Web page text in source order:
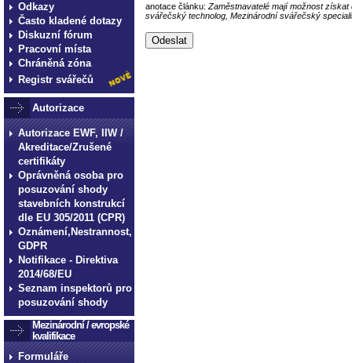
Odkazy
Často kladené dotazy
Diskuzní fórum
Pracovní místa
Chráněná zóna
Registr svářečů
Autorizace
Autorizace EWF, IIW /
Akreditace/Zrušené
certifikáty
Oprávněná osoba pro
posuzování shody
stavebních konstrukcí
dle EU 305/2011 (CPR)
Oznámení,Nestrannost,
GDPR
Notifikace - Direktiva
2014/68/EU
Seznam inspektorů pro
posuzování shody
Mezinárodní / evropské
kvalifikace
Formuláře
anotace článku: Zaměstnavatelé mají možnost
svářečský technolog, Mezinárodní svářečský